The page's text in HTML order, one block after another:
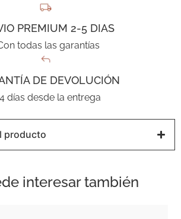
PREMIUM 2-5 DIAS
todas las garantías
DE DEVOLUCIÓN
días desde la entrega
producto
interesar también